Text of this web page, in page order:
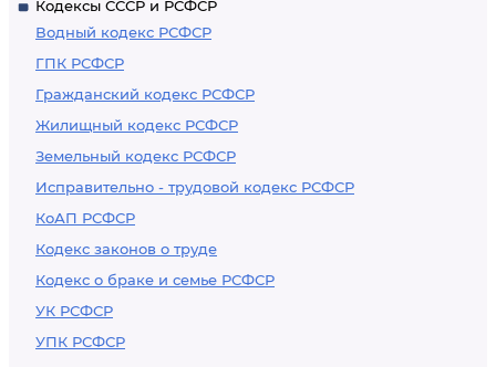
Кодексы СССР и РСФСР
Водный кодекс РСФСР
ГПК РСФСР
Гражданский кодекс РСФСР
Жилищный кодекс РСФСР
Земельный кодекс РСФСР
Исправительно - трудовой кодекс РСФСР
КоАП РСФСР
Кодекс законов о труде
Кодекс о браке и семье РСФСР
УК РСФСР
УПК РСФСР